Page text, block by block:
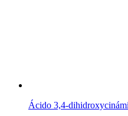
Ácido 3,4-